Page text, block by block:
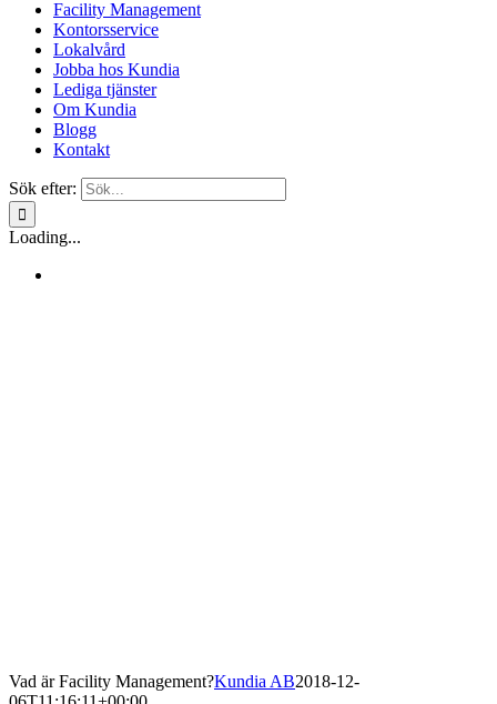
Facility Management
Kontorsservice
Lokalvård
Jobba hos Kundia
Lediga tjänster
Om Kundia
Blogg
Kontakt
Sök efter:
Loading...
Vad är Facility Management?Kundia AB2018-12-